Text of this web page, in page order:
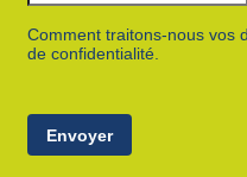
Comment traitons-nous vos
de confidentialité.
Envoyer